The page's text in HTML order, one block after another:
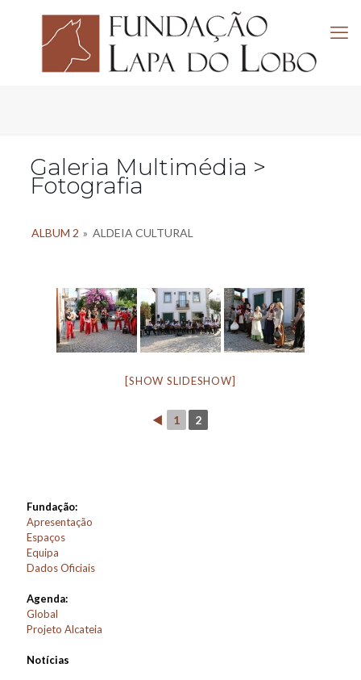
Galeria Multimédia >
Fotografia
ALBUM 2 » ALDEIA CULTURAL
[SHOW SLIDESHOW]
◄ 1 2
Fundação:
Apresentação
Espaços
Equipa
Dados Oficiais
Agenda:
Global
Projeto Alcateia
Notícias